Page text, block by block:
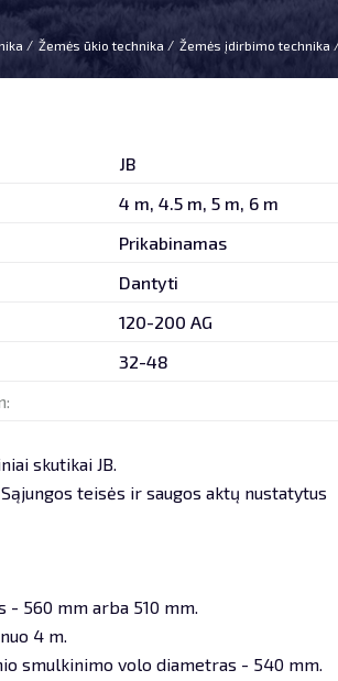
Žemės ūkio technika Žemės įdirbimo technika
JB
4 m, 4.5 m, 5 m, 6 m
Prikabinamas
Dantyti
120-200 AG
32-48
skutikai JB.
teisės ir saugos aktų nustatytus
- 560 mm arba 510 mm.
4 m.
smulkinimo volo diametras - 540 mm.